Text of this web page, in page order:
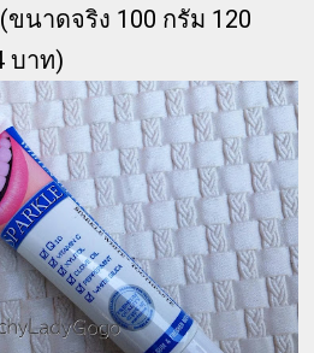
นาดจริง 100 กรัม 120
บาท)